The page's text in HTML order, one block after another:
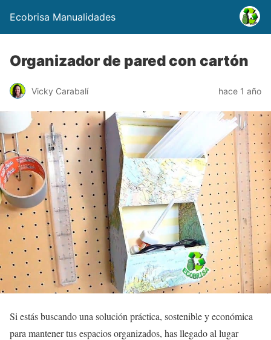
Ecobrisa Manualidades
Organizador de pared con cartón
Vicky Carabalí hace 1 año
Si estás buscando una solución práctica, sostenible y económica
para mantener tus espacios organizados, has llegado al lugar